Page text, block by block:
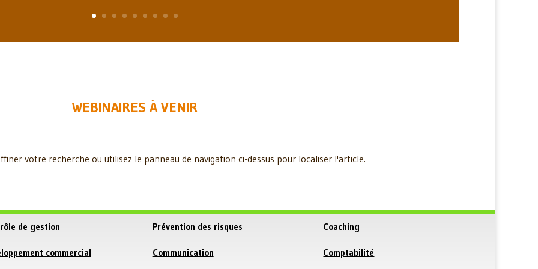
WEBINAIRES À VENIR
votre recherche ou utilisez le panneau de navigation ci-dessus pour localiser l'article.
de gestion
commercial
Prévention des risques
Communication
Coaching
Comptabilité